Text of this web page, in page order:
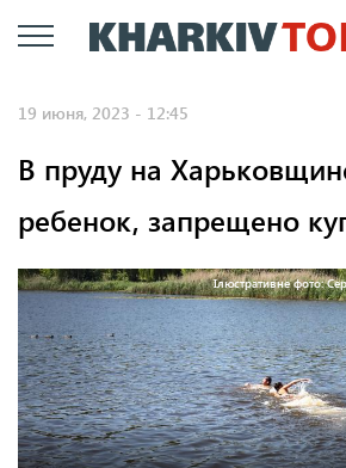
Перейти
к
19 июня, 2023 - 12:45
В пруду на
ребенок, запрещено
Ілюстративне фото: